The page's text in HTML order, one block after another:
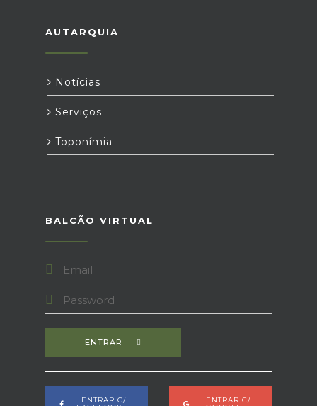
AUTARQUIA
Notícias
Serviços
Toponímia
BALCÃO VIRTUAL
ENTRAR
ENTRAR C/ ENTRAR C/